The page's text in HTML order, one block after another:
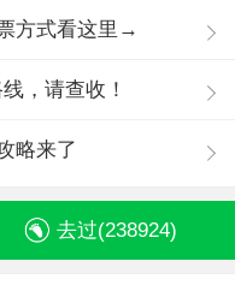
方式看这里→
，请查收！
略来了
去过(238924)